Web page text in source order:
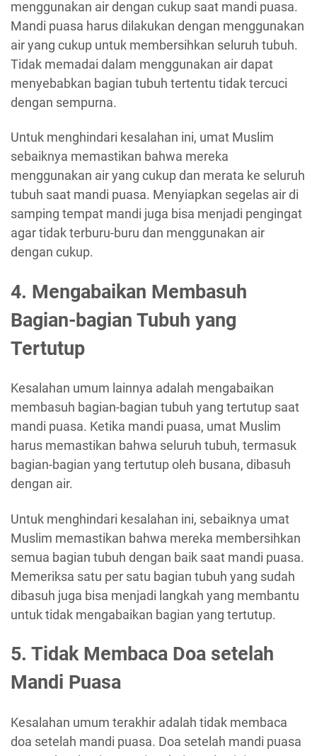
menggunakan air dengan cukup saat mandi puasa.
Mandi puasa harus dilakukan dengan menggunakan
air yang cukup untuk membersihkan seluruh tubuh.
Tidak memadai dalam menggunakan air dapat
menyebabkan bagian tubuh tertentu tidak tercuci
dengan sempurna.
Untuk menghindari kesalahan ini, umat Muslim
sebaiknya memastikan bahwa mereka
menggunakan air yang cukup dan merata ke seluruh
tubuh saat mandi puasa. Menyiapkan segelas air di
samping tempat mandi juga bisa menjadi pengingat
agar tidak terburu-buru dan menggunakan air
dengan cukup.
4. Mengabaikan Membasuh
Bagian-bagian Tubuh yang
Tertutup
Kesalahan umum lainnya adalah mengabaikan
membasuh bagian-bagian tubuh yang tertutup saat
mandi puasa. Ketika mandi puasa, umat Muslim
harus memastikan bahwa seluruh tubuh, termasuk
bagian-bagian yang tertutup oleh busana, dibasuh
dengan air.
Untuk menghindari kesalahan ini, sebaiknya umat
Muslim memastikan bahwa mereka membersihkan
semua bagian tubuh dengan baik saat mandi puasa.
Memeriksa satu per satu bagian tubuh yang sudah
dibasuh juga bisa menjadi langkah yang membantu
untuk tidak mengabaikan bagian yang tertutup.
5. Tidak Membaca Doa setelah
Mandi Puasa
Kesalahan umum terakhir adalah tidak membaca
doa setelah mandi puasa. Doa setelah mandi puasa